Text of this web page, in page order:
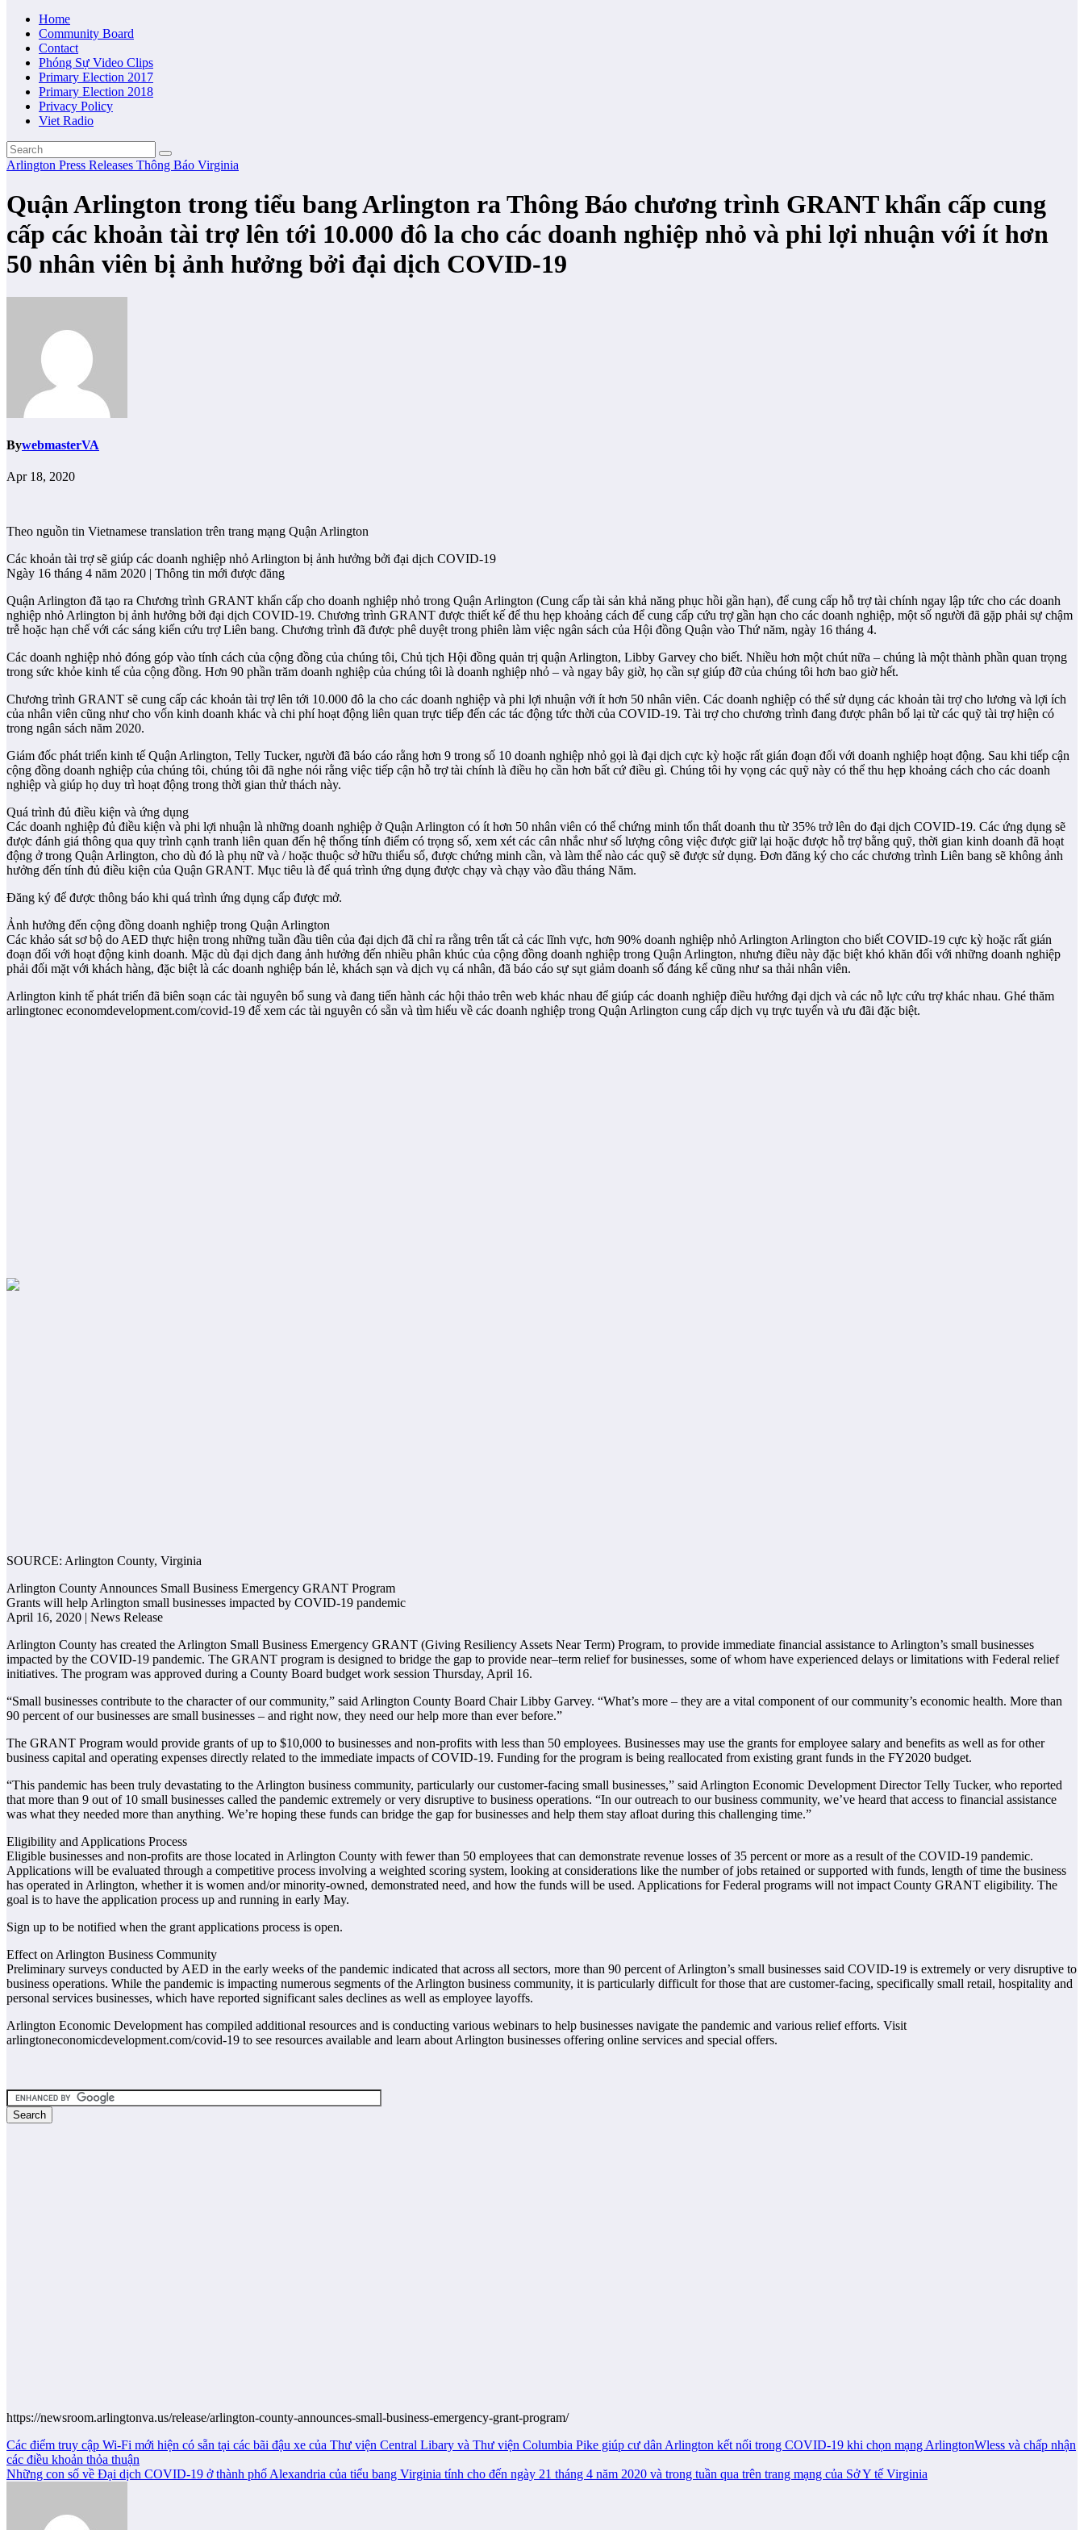
Home
Community Board
Contact
Phóng Sự Video Clips
Primary Election 2017
Primary Election 2018
Privacy Policy
Viet Radio
Arlington Press Releases Thông Báo Virginia
Quận Arlington trong tiểu bang Arlington ra Thông Báo chương trình GRANT khẩn cấp cung
cấp các khoản tài trợ lên tới 10.000 đô la cho các doanh nghiệp nhỏ và phi lợi nhuận với ít hơn
50 nhân viên bị ảnh hưởng bởi đại dịch COVID-19
BywebmasterVA
Apr 18, 2020
Theo nguồn tin Vietnamese translation trên trang mạng Quận Arlington
Các khoản tài trợ sẽ giúp các doanh nghiệp nhỏ Arlington bị ảnh hưởng bởi đại dịch COVID-19
Ngày 16 tháng 4 năm 2020 | Thông tin mới được đăng
Quận Arlington đã tạo ra Chương trình GRANT khẩn cấp cho doanh nghiệp nhỏ trong Quận Arlington (Cung cấp tài sản khả năng phục hồi gần hạn), để cung cấp hỗ trợ tài chính ngay lập tức cho các doanh
nghiệp nhỏ Arlington bị ảnh hưởng bởi đại dịch COVID-19. Chương trình GRANT được thiết kế để thu hẹp khoảng cách để cung cấp cứu trợ gần hạn cho các doanh nghiệp, một số người đã gặp phải sự chậm
trễ hoặc hạn chế với các sáng kiến ​​cứu trợ Liên bang. Chương trình đã được phê duyệt trong phiên làm việc ngân sách của Hội đồng Quận vào Thứ năm, ngày 16 tháng 4.
Các doanh nghiệp nhỏ đóng góp vào tính cách của cộng đồng của chúng tôi, Chủ tịch Hội đồng quản trị quận Arlington, Libby Garvey cho biết. Nhiều hơn một chút nữa – chúng là một thành phần quan trọng
trong sức khỏe kinh tế của cộng đồng. Hơn 90 phần trăm doanh nghiệp của chúng tôi là doanh nghiệp nhỏ – và ngay bây giờ, họ cần sự giúp đỡ của chúng tôi hơn bao giờ hết.
Chương trình GRANT sẽ cung cấp các khoản tài trợ lên tới 10.000 đô la cho các doanh nghiệp và phi lợi nhuận với ít hơn 50 nhân viên. Các doanh nghiệp có thể sử dụng các khoản tài trợ cho lương và lợi ích
của nhân viên cũng như cho vốn kinh doanh khác và chi phí hoạt động liên quan trực tiếp đến các tác động tức thời của COVID-19. Tài trợ cho chương trình đang được phân bổ lại từ các quỹ tài trợ hiện có
trong ngân sách năm 2020.
Giám đốc phát triển kinh tế Quận Arlington, Telly Tucker, người đã báo cáo rằng hơn 9 trong số 10 doanh nghiệp nhỏ gọi là đại dịch cực kỳ hoặc rất gián đoạn đối với doanh nghiệp hoạt động. Sau khi tiếp cận
cộng đồng doanh nghiệp của chúng tôi, chúng tôi đã nghe nói rằng việc tiếp cận hỗ trợ tài chính là điều họ cần hơn bất cứ điều gì. Chúng tôi hy vọng các quỹ này có thể thu hẹp khoảng cách cho các doanh
nghiệp và giúp họ duy trì hoạt động trong thời gian thử thách này.
Quá trình đủ điều kiện và ứng dụng
Các doanh nghiệp đủ điều kiện và phi lợi nhuận là những doanh nghiệp ở Quận Arlington có ít hơn 50 nhân viên có thể chứng minh tổn thất doanh thu từ 35% trở lên do đại dịch COVID-19. Các ứng dụng sẽ
được đánh giá thông qua quy trình cạnh tranh liên quan đến hệ thống tính điểm có trọng số, xem xét các cân nhắc như số lượng công việc được giữ lại hoặc được hỗ trợ bằng quỹ, thời gian kinh doanh đã hoạt
động ở trong Quận Arlington, cho dù đó là phụ nữ và / hoặc thuộc sở hữu thiểu số, được chứng minh cần, và làm thế nào các quỹ sẽ được sử dụng. Đơn đăng ký cho các chương trình Liên bang sẽ không ảnh
hưởng đến tính đủ điều kiện của Quận GRANT. Mục tiêu là để quá trình ứng dụng được chạy và chạy vào đầu tháng Năm.
Đăng ký để được thông báo khi quá trình ứng dụng cấp được mở.
Ảnh hưởng đến cộng đồng doanh nghiệp trong Quận Arlington
Các khảo sát sơ bộ do AED thực hiện trong những tuần đầu tiên của đại dịch đã chỉ ra rằng trên tất cả các lĩnh vực, hơn 90% doanh nghiệp nhỏ Arlington Arlington cho biết COVID-19 cực kỳ hoặc rất gián
đoạn đối với hoạt động kinh doanh. Mặc dù đại dịch đang ảnh hưởng đến nhiều phân khúc của cộng đồng doanh nghiệp trong Quận Arlington, nhưng điều này đặc biệt khó khăn đối với những doanh nghiệp
phải đối mặt với khách hàng, đặc biệt là các doanh nghiệp bán lẻ, khách sạn và dịch vụ cá nhân, đã báo cáo sự sụt giảm doanh số đáng kể cũng như sa thải nhân viên.
Arlington kinh tế phát triển đã biên soạn các tài nguyên bổ sung và đang tiến hành các hội thảo trên web khác nhau để giúp các doanh nghiệp điều hướng đại dịch và các nỗ lực cứu trợ khác nhau. Ghé thăm
arlingtonec economdevelopment.com/covid-19 để xem các tài nguyên có sẵn và tìm hiểu về các doanh nghiệp trong Quận Arlington cung cấp dịch vụ trực tuyến và ưu đãi đặc biệt.
SOURCE: Arlington County, Virginia
Arlington County Announces Small Business Emergency GRANT Program
Grants will help Arlington small businesses impacted by COVID-19 pandemic
April 16, 2020 | News Release
Arlington County has created the Arlington Small Business Emergency GRANT (Giving Resiliency Assets Near Term) Program, to provide immediate financial assistance to Arlington’s small businesses
impacted by the COVID-19 pandemic. The GRANT program is designed to bridge the gap to provide near–term relief for businesses, some of whom have experienced delays or limitations with Federal relief
initiatives. The program was approved during a County Board budget work session Thursday, April 16.
“Small businesses contribute to the character of our community,” said Arlington County Board Chair Libby Garvey. “What’s more – they are a vital component of our community’s economic health. More than
90 percent of our businesses are small businesses – and right now, they need our help more than ever before.”
The GRANT Program would provide grants of up to $10,000 to businesses and non-profits with less than 50 employees. Businesses may use the grants for employee salary and benefits as well as for other
business capital and operating expenses directly related to the immediate impacts of COVID-19. Funding for the program is being reallocated from existing grant funds in the FY2020 budget.
“This pandemic has been truly devastating to the Arlington business community, particularly our customer-facing small businesses,” said Arlington Economic Development Director Telly Tucker, who reported
that more than 9 out of 10 small businesses called the pandemic extremely or very disruptive to business operations. “In our outreach to our business community, we’ve heard that access to financial assistance
was what they needed more than anything. We’re hoping these funds can bridge the gap for businesses and help them stay afloat during this challenging time.”
Eligibility and Applications Process
Eligible businesses and non-profits are those located in Arlington County with fewer than 50 employees that can demonstrate revenue losses of 35 percent or more as a result of the COVID-19 pandemic.
Applications will be evaluated through a competitive process involving a weighted scoring system, looking at considerations like the number of jobs retained or supported with funds, length of time the business
has operated in Arlington, whether it is women and/or minority-owned, demonstrated need, and how the funds will be used. Applications for Federal programs will not impact County GRANT eligibility. The
goal is to have the application process up and running in early May.
Sign up to be notified when the grant applications process is open.
Effect on Arlington Business Community
Preliminary surveys conducted by AED in the early weeks of the pandemic indicated that across all sectors, more than 90 percent of Arlington’s small businesses said COVID-19 is extremely or very disruptive to
business operations. While the pandemic is impacting numerous segments of the Arlington business community, it is particularly difficult for those that are customer-facing, specifically small retail, hospitality and
personal services businesses, which have reported significant sales declines as well as employee layoffs.
Arlington Economic Development has compiled additional resources and is conducting various webinars to help businesses navigate the pandemic and various relief efforts. Visit
arlingtoneconomicdevelopment.com/covid-19 to see resources available and learn about Arlington businesses offering online services and special offers.
https://newsroom.arlingtonva.us/release/arlington-county-announces-small-business-emergency-grant-program/
Post
navigation
Các điểm truy cập Wi-Fi mới hiện có sẵn tại các bãi đậu xe của Thư viện Central Libary và Thư viện Columbia Pike giúp cư dân Arlington kết nối trong COVID-19 khi chọn mạng ArlingtonWless và chấp nhận
các điều khoản thỏa thuận
Những con số về Đại dịch COVID-19 ở thành phố Alexandria của tiểu bang Virginia tính cho đến ngày 21 tháng 4 năm 2020 và trong tuần qua trên trang mạng của Sở Y tế Virginia